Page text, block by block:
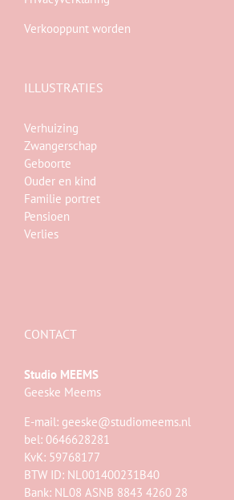
Verkooppunt worden
ILLUSTRATIES
Verhuizing
Zwangerschap
Geboorte
Ouder en kind
Familie portret
Pensioen
Verlies
CONTACT
Studio MEEMS
Geeske Meems
E-mail: geeske@studiomeems.nl
bel: 0646628281
KvK: 59768177
BTW ID: NL001400231B40
Bank: NL08 ASNB 8843 4260 28